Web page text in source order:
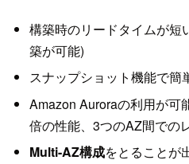
構築時のリードタイムが短
築が可能)
スナップショット機能で簡
Amazon Auroraの利用が可
倍の性能、3つのAZ間での
Multi-AZ構成をとることが